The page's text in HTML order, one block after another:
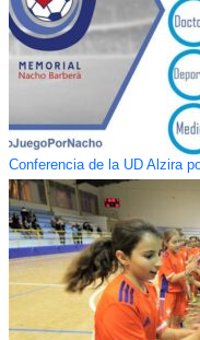
Conferencia de la UD Alzira